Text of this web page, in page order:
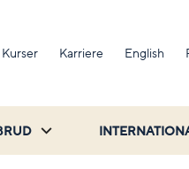
Kurser Karriere English